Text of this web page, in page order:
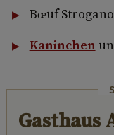
Bœuf
Kaninchen
Gasthaus